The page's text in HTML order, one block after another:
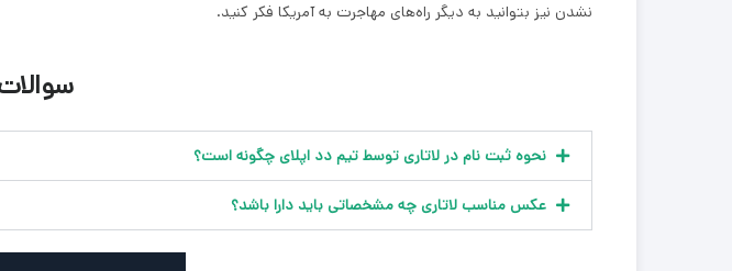
نشدن نیز بتوانید به دیگر راه‌های مهاجرت به آمریکا فکر کنید.
نحوه ثبت نام در لاتاری توسط تیم دد اپلای چگونه است؟
عکس مناسب لاتاری چه مشخصاتی باید دارا باشد؟